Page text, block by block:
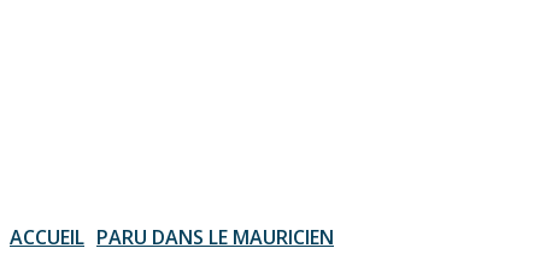
ACCUEIL PARU DANS LE MAURICIEN